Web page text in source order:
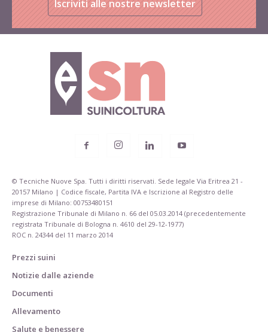
Iscriviti alle nostre newsletter
© Tecniche Nuove Spa. Tutti i diritti riservati. Sede legale Via Eritrea 21 -
20157 Milano | Codice fiscale, Partita IVA e Iscrizione al Registro delle
imprese di Milano: 00753480151
Registrazione Tribunale di Milano n. 66 del 05.03.2014 (precedentemente
registrata Tribunale di Bologna n. 4610 del 29-12-1977)
ROC n. 24344 del 11 marzo 2014
Prezzi suini
Notizie dalle aziende
Documenti
Allevamento
Salute e benessere